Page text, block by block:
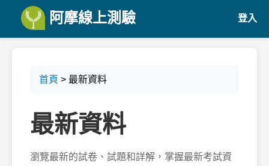
阿摩線上測驗 登入
首頁 > 最新資料
最新資料
瀏覽最新的試卷、試題和詳解，掌握最新考試資